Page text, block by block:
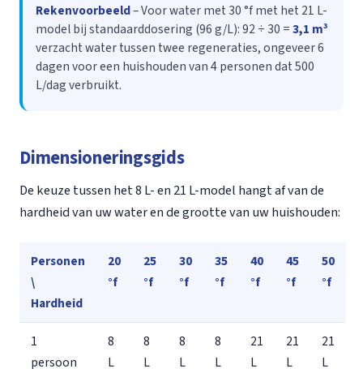
Rekenvoorbeeld– Voor water met 30 °f met het 21 L-
model bij standaarddosering (96 g/L): 92 ÷ 30 =3,1 m³
verzacht water tussen twee regeneraties, ongeveer 6
dagen voor een huishouden van 4 personen dat 500
L/dag verbruikt.
Dimensioneringsgids
De keuze tussen het 8 L- en 21 L-model hangt af van de
hardheid van uw water en de grootte van uw huishouden:
Personen
\
Hardheid
20
°f
25
°f
30
°f
35
°f
40
°f
45
°f
50
°f
1
persoon
8
L
8
L
8
L
8
L
21
L
21
L
21
L